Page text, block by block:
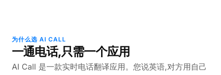
为什么选 AI CALL
一通电话,只需一个应用
AI Call 是一款实时电话翻译应用。您说英语,对方用自己